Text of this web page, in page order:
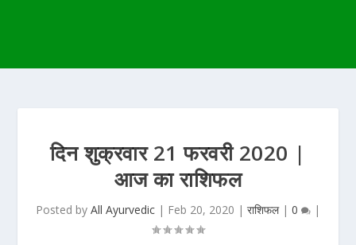
दिन शुक्रवार 21 फरवरी 2020 |
आज का राशिफल
Posted by All Ayurvedic | Feb 20, 2020 | राशिफल| 0 |